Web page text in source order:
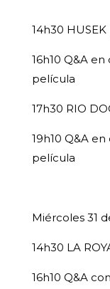
14h30 HUSEK
16h10 Q&A
película
17h30 RIO
19h10 Q&A
película
Miércoles 31
14h30 LA
16h10 Q&A